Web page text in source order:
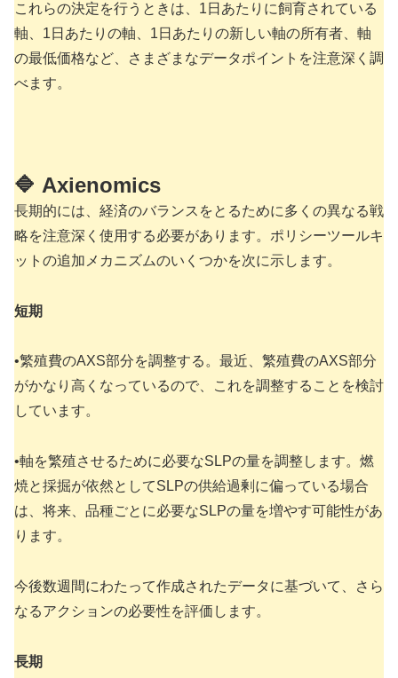
これらの決定を行うときは、1日あたりに飼育されている
軸、1日あたりの軸、1日あたりの新しい軸の所有者、軸
の最低価格など、さまざまなデータポイントを注意深く調
べます。
🔷 Axienomics
長期的には、経済のバランスをとるために多くの異なる戦
略を注意深く使用する必要があります。ポリシーツールキ
ットの追加メカニズムのいくつかを次に示します。
短期
•繁殖費のAXS部分を調整する。最近、繁殖費のAXS部分
がかなり高くなっているので、これを調整することを検討
しています。
•軸を繁殖させるために必要なSLPの量を調整します。燃
焼と採掘が依然としてSLPの供給過剰に偏っている場合
は、将来、品種ごとに必要なSLPの量を増やす可能性があ
ります。
今後数週間にわたって作成されたデータに基づいて、さら
なるアクションの必要性を評価します。
長期